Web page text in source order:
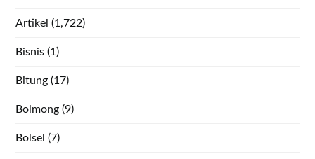
Artikel (1,722)
Bisnis (1)
Bitung (17)
Bolmong (9)
Bolsel (7)